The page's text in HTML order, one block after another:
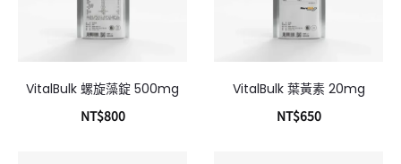
VitalBulk 螺旋藻錠 500mg
NT$800
VitalBulk 葉黃素 20mg
NT$650